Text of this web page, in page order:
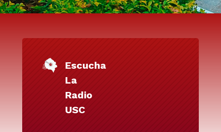
Escucha
La
Radio
USC